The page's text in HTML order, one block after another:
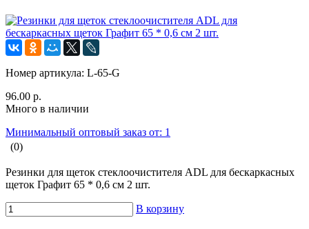
Номер артикула: L-65-G
96.00 р.
Много в наличии
Минимальный оптовый заказ от: 1
(0)
Резинки для щеток стеклоочистителя ADL для бескаркасных
щеток Графит 65 * 0,6 см 2 шт.
В корзину